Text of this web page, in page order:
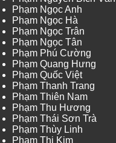
Phạm Ngọc Anh
Phạm Ngọc Hà
Phạm Ngọc Trân
Phạm Ngọc Tân
Phạm Phú Cường
Phạm Quang Hưng
Phạm Quốc Việt
Phạm Thanh Trang
Phạm Thiên Nam
Phạm Thu Hương
Phạm Thái Sơn Trà
Phạm Thùy Linh
Phạm Thị Kim